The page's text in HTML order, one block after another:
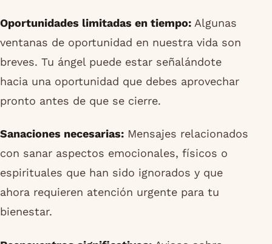
Oportunidades limitadas en tiempo: Algunas
ventanas de oportunidad en nuestra vida son
breves. Tu ángel puede estar señalándote
hacia una oportunidad que debes aprovechar
pronto antes de que se cierre.
Sanaciones necesarias: Mensajes relacionados
con sanar aspectos emocionales, físicos o
espirituales que han sido ignorados y que
ahora requieren atención urgente para tu
bienestar.